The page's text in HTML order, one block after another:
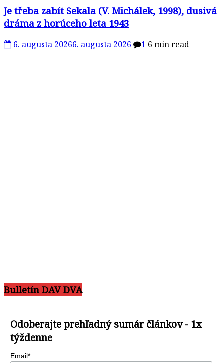
Je třeba zabít Sekala (V. Michálek, 1998), dusivá
dráma z horúceho leta 1943
6. augusta 20266. augusta 2026 1 6 min read
Bulletín DAV DVA
Odoberajte prehľadný sumár článkov - 1x
týždenne
Email*